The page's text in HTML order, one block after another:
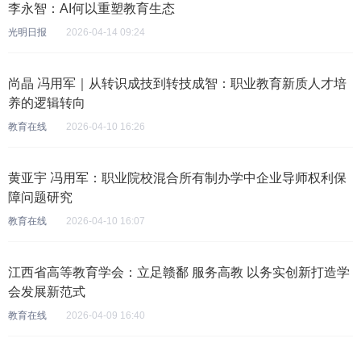
李永智：AI何以重塑教育生态
光明日报 2026-04-14 09:24
尚晶 冯用军｜从转识成技到转技成智：职业教育新质人才培
养的逻辑转向
教育在线 2026-04-10 16:26
黄亚宇 冯用军：职业院校混合所有制办学中企业导师权利保
障问题研究
教育在线 2026-04-10 16:07
江西省高等教育学会：立足赣鄱 服务高教 以务实创新打造学
会发展新范式
教育在线 2026-04-09 16:40